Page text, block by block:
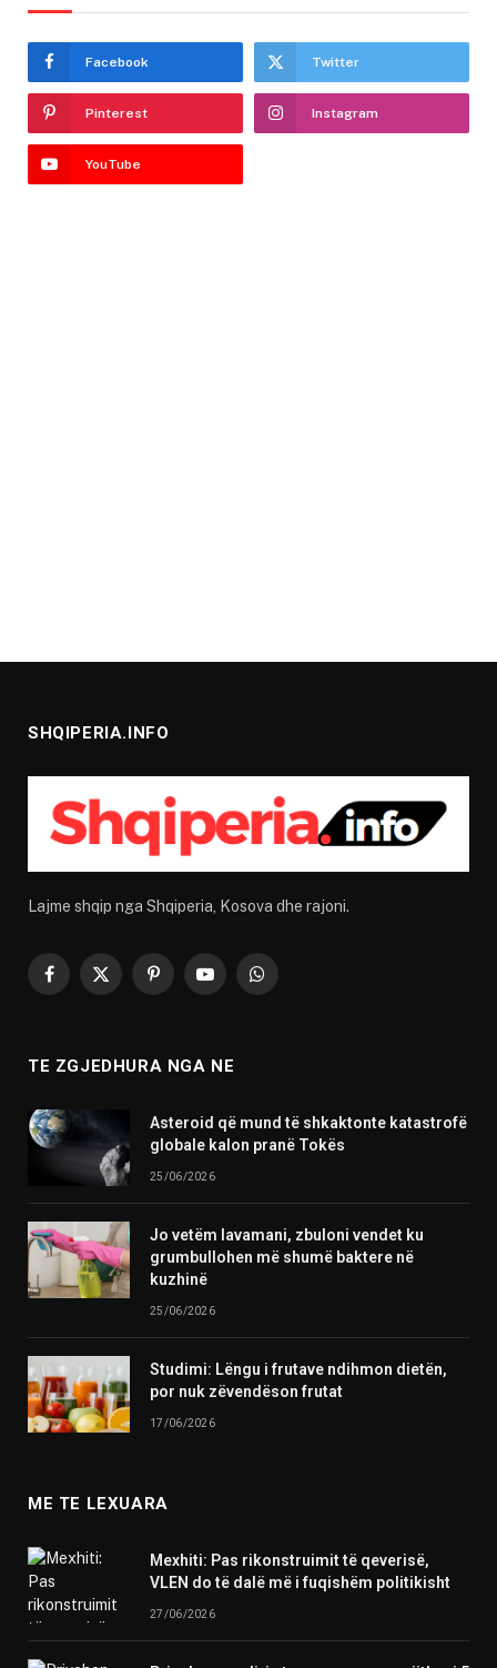
Facebook Twitter
Pinterest Instagram
YouTube
SHQIPERIA.INFO
Lajme shqip nga Shqiperia, Kosova dhe rajoni.
Facebook
X
PinterestYouTubeWhatsApp
TE ZGJEDHURA NGA NE
Asteroid që mund të shkaktonte katastrofë
globale kalon pranë Tokës
25/06/2026
Jo vetëm lavamani, zbuloni vendet ku
grumbullohen më shumë baktere në
kuzhinë
25/06/2026
Studimi: Lëngu i frutave ndihmon dietën,
por nuk zëvendëson frutat
17/06/2026
ME TE LEXUARA
Mexhiti: Pas rikonstruimit të qeverisë,
VLEN do të dalë më i fuqishëm politikisht
27/06/2026